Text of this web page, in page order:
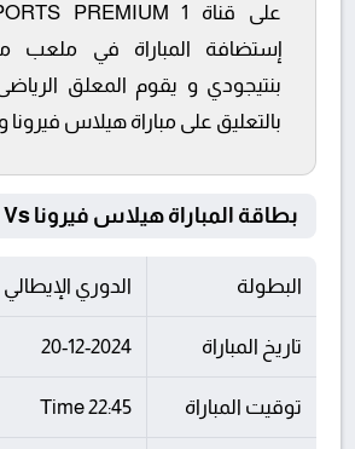
إستضافة المباراة في ملعب
بنتيجودي و يقوم المعلق
بالتعليق على مباراة هيلاس فيرونا
بطاقة المباراة هيلاس فيرونا Vs ميلان
البطولة الدوري الإيطالي
تاريخ المباراة 20-12-2024
توقيت المباراة 22:45 Time